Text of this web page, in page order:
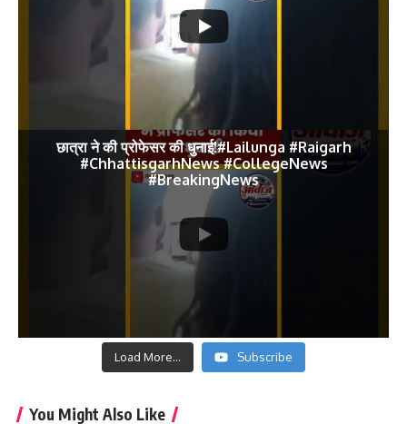
छात्रा ने की प्रोफेसर की धुनाई!#Lailunga #Raigarh
#ChhattisgarhNews #CollegeNews
#BreakingNews
Load More... Subscribe
You Might Also Like